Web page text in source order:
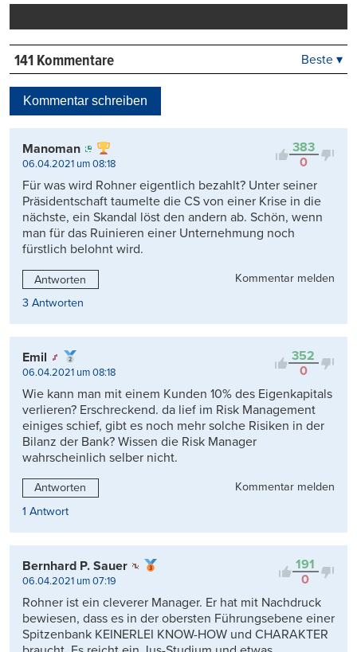
drucken
141 Kommentare
Kontrovers
Beste ▾
Kommentar schreiben
383
0
Manoman
06.04.2021 um 08:18
Für was wird Rohner eigentlich bezahlt? Unter seiner
Präsidentschaft taumelte die CS von einer Krise in die
nächste, ein Skandal löst den andern ab. Schön, wenn
man für das Ruinieren einer Unternehmung noch
fürstlich belohnt wird.
Antworten
Kommentar melden
3 Antworten
352
0
Emil
06.04.2021 um 08:18
Wie kann man mit einem Kunden 10% des Eigenkapitals
verlieren? Erschreckend. da lief im Risk Management
einiges schief, gibt es noch mehr solche Risiken in der
Bilanz der Bank? Wissen die Risk Manager
wahrscheinlich selber nicht.
Antworten
Kommentar melden
1 Antwort
191
0
Bernhard P. Sauer
06.04.2021 um 07:19
Rohner ist ein cleverer Manager. Er hat mit Nachdruck
bewiesen, dass es in der obersten Führungsebene einer
Spitzenbank KEINERLEI KNOW-HOW und CHARAKTER